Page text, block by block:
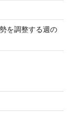
を調整する週の